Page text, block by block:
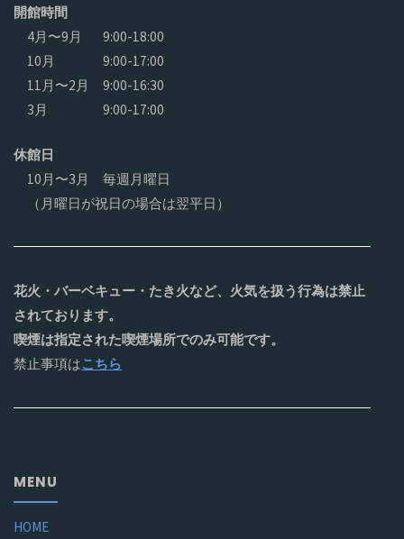
開館時間
4月〜9月
9:00-18:00
10月
9:00-17:00
11月〜2月
9:00-16:30
3月
9:00-17:00
休館日
10月〜3月 毎週月曜日
（月曜日が祝日の場合は翌平日）
花火・バーベキュー・たき火など、火気を扱う行為は禁止
されております。
喫煙は指定された喫煙場所でのみ可能です。
禁止事項はこちら
MENU
HOME